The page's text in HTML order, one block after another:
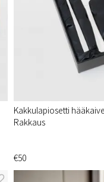
Kakkulapiosetti
Rakkaus
€50